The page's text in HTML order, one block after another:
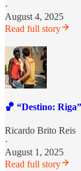
·
August 4, 2025
Read full story
🏀 “Destino:
Ricardo Brito Reis
·
August 1, 2025
Read full story